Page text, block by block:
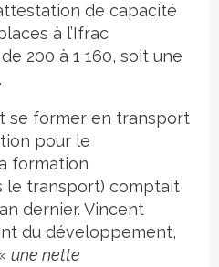
de capacité
à l’Ifrac
200 à 1 160, soit une
se former en transport
pour le
formation
le transport) comptait
dernier. Vincent
du développement,
une nette